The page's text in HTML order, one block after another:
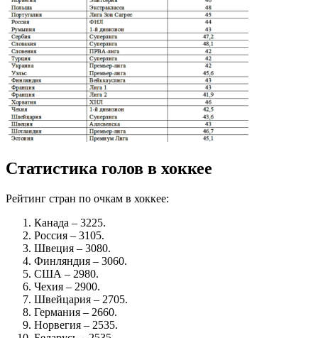
Статистика голов в хоккее
Рейтинг стран по очкам в хоккее:
Канада – 3225.
Россия – 3105.
Швеция – 3080.
Финляндия – 3060.
США – 2980.
Чехия – 2900.
Швейцария – 2705.
Германия – 2660.
Норвегия – 2535.